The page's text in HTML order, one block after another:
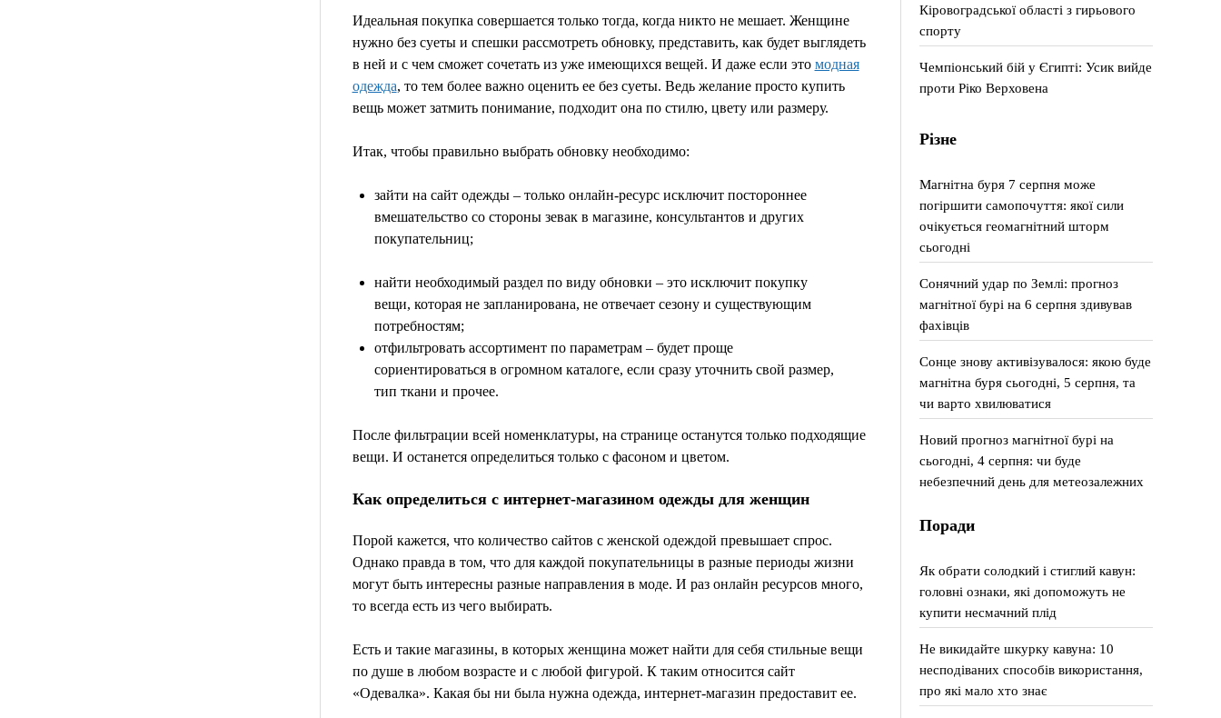
Идеальная покупка совершается только тогда, когда никто не мешает. Женщине
нужно без суеты и спешки рассмотреть обновку, представить, как будет выглядеть
в ней и с чем сможет сочетать из уже имеющихся вещей. И даже если это модная
одежда, то тем более важно оценить ее без суеты. Ведь желание просто купить
вещь может затмить понимание, подходит она по стилю, цвету или размеру.
Итак, чтобы правильно выбрать обновку необходимо:
зайти на сайт одежды– только онлайн-ресурс исключит постороннее
вмешательство со стороны зевак в магазине, консультантов и других
покупательниц;
найти необходимый раздел по виду обновки – это исключит покупку
вещи, которая не запланирована, не отвечает сезону и существующим
потребностям;
отфильтровать ассортимент по параметрам – будет проще
сориентироваться в огромном каталоге, если сразу уточнить свой размер,
тип ткани и прочее.
После фильтрации всей номенклатуры, на странице останутся только подходящие
вещи. И останется определиться только с фасоном и цветом.
Как определиться с интернет-магазином одежды для женщин
Порой кажется, что количество сайтов с женской одеждой превышает спрос.
Однако правда в том, что для каждой покупательницы в разные периоды жизни
могут быть интересны разные направления в моде. И раз онлайн ресурсов много,
то всегда есть из чего выбирать.
Есть и такие магазины, в которых женщина может найти для себя стильные вещи
по душе в любом возрасте и с любой фигурой. К таким относится сайт
«Одевалка». Какая бы ни была нужна одежда, интернет-магазин предоставит ее.
Кіровоградської області з гирьового
спорту
Чемпіонський бій у Єгипті: Усик вийде
проти Ріко Верховена
Різне
Магнітна буря 7 серпня може
погіршити самопочуття: якої сили
очікується геомагнітний шторм
сьогодні
Сонячний удар по Землі: прогноз
магнітної бурі на 6 серпня здивував
фахівців
Сонце знову активізувалося: якою буде
магнітна буря сьогодні, 5 серпня, та
чи варто хвилюватися
Новий прогноз магнітної бурі на
сьогодні, 4 серпня: чи буде
небезпечний день для метеозалежних
Поради
Як обрати солодкий і стиглий кавун:
головні ознаки, які допоможуть не
купити несмачний плід
Не викидайте шкурку кавуна: 10
несподіваних способів використання,
про які мало хто знає